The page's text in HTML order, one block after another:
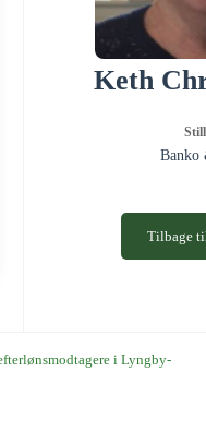
Keth
Banko
Tilbage
i Lyngby-